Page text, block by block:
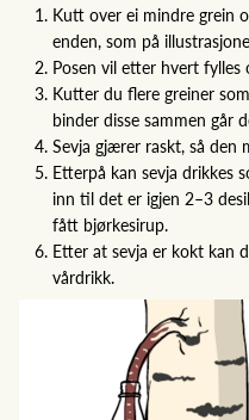
Kutt over ei mindre grein
enden, som på
Posen vil etter hvert fylles
Kutter du flere greiner
binder disse sammen går
Sevja gjærer raskt, så den
Etterpå kan sevja drikkes
inn til det er igjen 2–3
fått bjørkesirup.
Etter at sevja er kokt kan
vårdrikk.